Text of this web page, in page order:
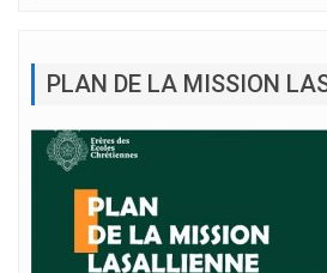
PLAN DE LA MISSION